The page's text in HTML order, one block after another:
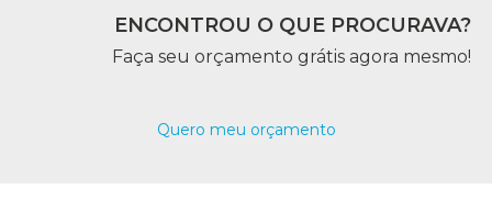
ENCONTROU O QUE PROCURAVA?
Faça seu orçamento grátis agora mesmo!
Quero meu orçamento